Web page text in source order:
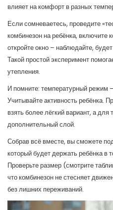
влияет на комфорт в разных
Если сомневаетесь, проведите
комбинезон на ребёнка, включите
откройте окно – наблюдайте,
Такой простой эксперимент
утепления.
И помните: температурный режим
Учитывайте активность ребёнка.
взять более лёгкий вариант, а для
дополнительный слой.
Собрав всё вместе, вы сможете
который будет держать ребёнка в
Проверьте размер (смотрите
что комбинезон не стесняет
без лишних переживаний.